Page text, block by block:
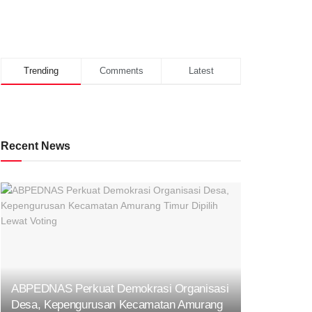
Trending Comments Latest
Recent News
ABPEDNAS Perkuat Demokrasi Organisasi
Desa, Kepengurusan Kecamatan Amurang